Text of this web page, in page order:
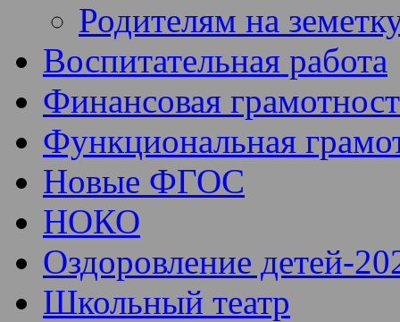
Родителям на
Воспитательная работа
Финансовая
Функциональная
Новые ФГОС
НОКО
Оздоровление детей-
Школьный театр